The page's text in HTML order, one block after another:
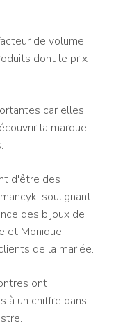
de volume
dont le prix
car elles
la marque
d'être des
soulignant
des bijoux de
et Monique
de la mariée.
ont
à un chiffre dans